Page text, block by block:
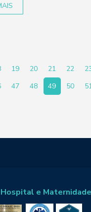
19 20 21 22
47 48 49 50
e Maternidade